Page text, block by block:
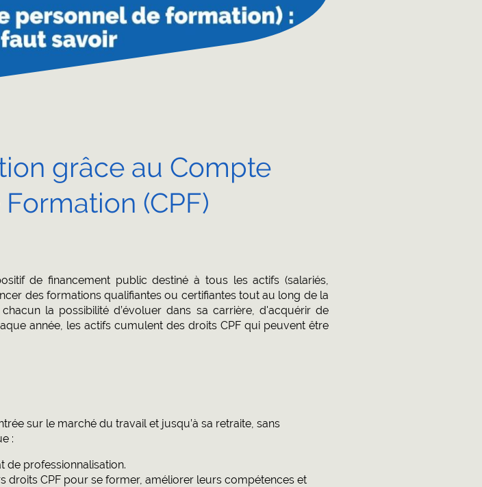
grâce au Compte
(CPF)
de financement public destiné à tous les actifs (salariés,
des formations qualifiantes ou certifiantes tout au long de la
la possibilité d’évoluer dans sa carrière, d'acquérir de
année, les actifs cumulent des droits CPF qui peuvent être
sur le marché du travail et jusqu’à sa retraite, sans
:
de professionnalisation.
droits CPF pour se former, améliorer leurs compétences et